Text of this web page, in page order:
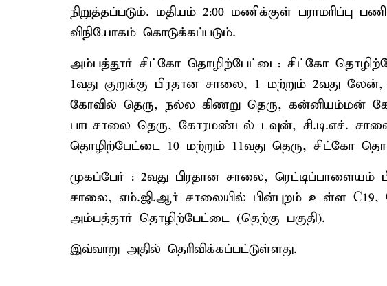
நிறுத்தப்படும். மதியம் 2:00 மணிக்குள் பராமரிப்பு
விநியோகம் கொடுக்கப்படும்.
அம்பத்தூர் சிட்கோ தொழிற்பேட்டை: சிட்கோ
1வது குறுக்கு பிரதான சாலை, 1 மற்றும் 2வது
கோவில் தெரு, நல்ல கிணறு தெரு, கன்னியம்மன்
பாடசாலை தெரு, கோரமண்டல் டவுன், சி.டி.எச்.
தொழிற்பேட்டை 10 மற்றும் 11வது தெரு, சிட்கோ
முகப்பேர் : 2வது பிரதான சாலை, ரெட்டிப்பாளையம்
சாலை, எம்.ஜி.ஆர் சாலையில் பின்புறம் உள்ள C19,
அம்பத்தூர் தொழிற்பேட்டை (தெற்கு பகுதி).
இவ்வாறு அதில் தெரிவிக்கப்பட்டுள்ளது.